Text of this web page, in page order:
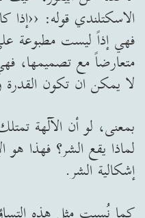
الاسكتلندي قوله: ‹‹إذا
فهي إذاً ليست مطبوعة
متعارضاً مع تصميمها،
لا يمكن ان تكون القدرة
بمعنى، لو أن الآلهة
لماذا يقع الشر؟ فهذا
إشكالية الشر.